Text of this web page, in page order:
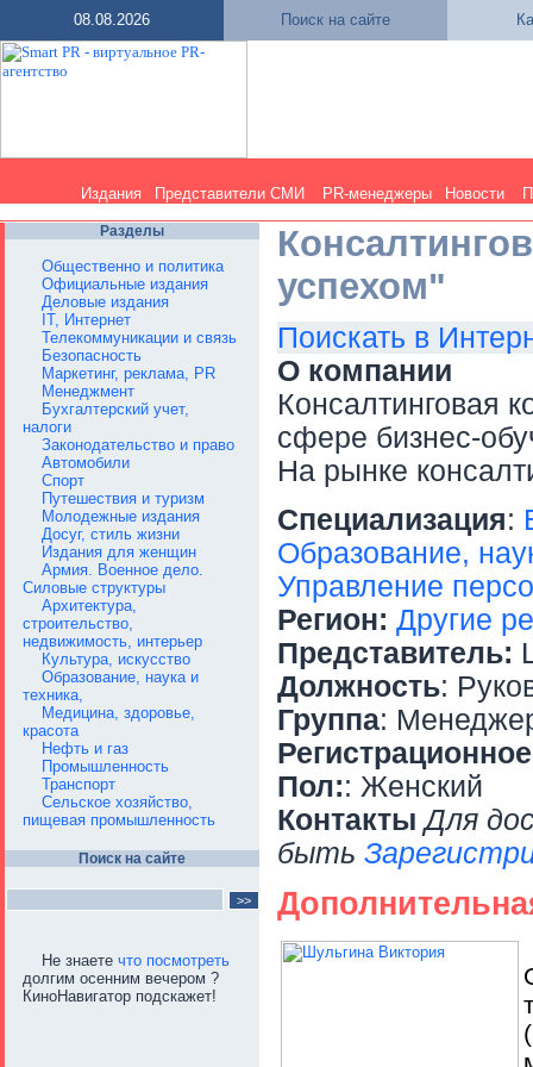
08.08.2026 Поиск на сайте
Издания Представители СМИ PR-менеджеры Новости
Разделы
Общественно и политика
Официальные издания
Деловые издания
IT, Интернет
Телекоммуникации и связь
Безопасность
Маркетинг, реклама, PR
Менеджмент
Бухгалтерский учет,
налоги
Законодательство и право
Автомобили
Спорт
Путешествия и туризм
Молодежные издания
Досуг, стиль жизни
Издания для женщин
Армия. Военное дело.
Силовые структуры
Архитектура,
строительство,
недвижимость, интерьер
Культура, искусство
Образование, наука и
техника,
Медицина, здоровье,
красота
Нефть и газ
Промышленность
Транспорт
Сельское хозяйство,
пищевая промышленность
Поиск на сайте
Не знаете что посмотреть
долгим осенним вечером ?
КиноНавигатор подскажет!
успехом"
Поискать в
О компании
Консалтинговая
сфере бизнес-
На рынке
Специализация:
Образование,
Управление
Регион: Другие
Представитель:
Должность:
Группа:
Пол:: Женский
Контакты Для
быть